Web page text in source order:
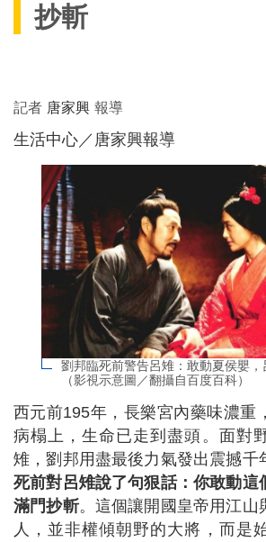
抄斬
記者 唐家興 報導
生活中心／唐家興報導
劉邦臨死前警告呂雉：敢動夏侯嬰，
（影視示意圖／翻攝自百度百科）
西元前195年，長樂宮內藥味濃重
病榻上，生命已走到盡頭。面對
雉，劉邦用盡最後力氣發出震撼千
死前對呂雉說了句狠話：你敢動這
滿門抄斬。這個讓開國皇帝用江山
人，並非權傾朝野的大將，而是